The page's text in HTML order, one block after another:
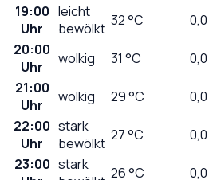
19:00
Uhr
leicht
bewölkt 32°C 0,0
20:00
Uhr
wolkig 31 °C 0,0
21:00
Uhr
wolkig 29°C 0,0
22:00
Uhr
stark
bewölkt 27°C 0,0
23:00 stark
26°C 0,0